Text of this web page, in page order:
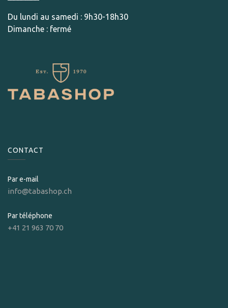
Du lundi au samedi : 9h30-18h30
Dimanche : fermé
CONTACT
Par e-mail
info@tabashop.ch
Par téléphone
+41 21 963 70 70